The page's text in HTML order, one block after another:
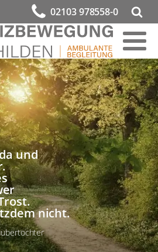
02103 978558-0
und
nicht.